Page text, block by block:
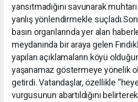
yansıtmadığını savunarak
yanlış yönlendirmekle
basın organlarında yer alan
meydanında bir araya gelen
yapılan açıklamaların köyü
yaşanamaz göstermeye yönelik
getirdi. Vatandaşlar, özellikle
vurgusunun abartıldığını